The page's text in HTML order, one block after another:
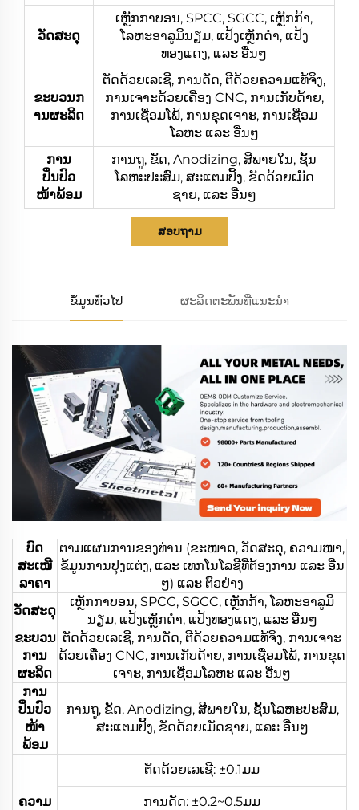
ວັດສະດຸ
ເຫຼັກກາບອນ, SPCC, SGCC, ເຫຼັກກ້າ,
ໂລຫະອາລູມິນຽມ, ແປ້ງເຫຼັກດຳ, ແປ້ງ
ທອງແດງ, ແລະ ອື່ນໆ
ຂະບວນກ
ານຜະລິດ
ຕັດດ້ວຍເລເຊີ, ການດັດ, ຕີດ້ວຍຄວາມແທ້ຈິງ,
ການເຈາະດ້ວຍເຄື່ອງ CNC, ການເກັບດ້າຍ,
ການເຊື່ອມໂພ້, ການຂຸດເຈາະ, ການເຊື່ອມ
ໂລຫະ ແລະ ອື່ນໆ
ການ
ປິ່ນປົວ
ໜ້າພ້ອມ
ການຖູ, ຂັດ, Anodizing, ສີພາຍໃນ, ຊັ້ນ
ໂລຫະປະສົມ, ສະແຕມປິ້ງ, ຂັດດ້ວຍເມັດ
ຊາຍ, ແລະ ອື່ນໆ
ສອບຖາມ
ຂໍ້ມູນທົ່ວໄປ ຜະລິດຕະພັນທີ່ແນະນຳ
ບົດ
ສະເໜີ
ລາຄາ
ຕາມແຜນການຂອງທ່ານ (ຂະໜາດ, ວັດສະດຸ, ຄວາມໜາ,
ຂໍ້ມູນການປຸງແຕ່ງ, ແລະ ເທກໂນໂລຊີທີ່ຕ້ອງການ ແລະ ອື່ນ
ໆ) ແລະ ຕົວຢ່າງ
ວັດສະດຸ
ເຫຼັກກາບອນ, SPCC, SGCC, ເຫຼັກກ້າ, ໂລຫະອາລູມິ
ນຽມ, ແປ້ງເຫຼັກດຳ, ແປ້ງທອງແດງ, ແລະ ອື່ນໆ
ຂະບວນ
ການ
ຜະລິດ
ຕັດດ້ວຍເລເຊີ, ການດັດ, ຕີດ້ວຍຄວາມແທ້ຈິງ, ການເຈາະ
ດ້ວຍເຄື່ອງ CNC, ການເກັບດ້າຍ, ການເຊື່ອມໂພ້, ການຂຸດ
ເຈາະ, ການເຊື່ອມໂລຫະ ແລະ ອື່ນໆ
ການ
ປິ່ນປົວ
ໜ້າ
ພ້ອມ
ການຖູ, ຂັດ, Anodizing, ສີພາຍໃນ, ຊັ້ນໂລຫະປະສົມ,
ສະແຕມປິ້ງ, ຂັດດ້ວຍເມັດຊາຍ, ແລະ ອື່ນໆ
ຄວາມ
ຕັດດ້ວຍເລເຊີ: ±0.1ມມ
ການດັດ: ±0.2~0.5ມມ